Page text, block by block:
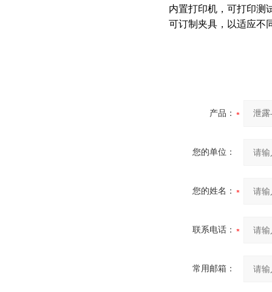
内置打印机，可打印测
可订制夹具，以适应不
产品：
您的单位：
您的姓名：
联系电话：
常用邮箱：